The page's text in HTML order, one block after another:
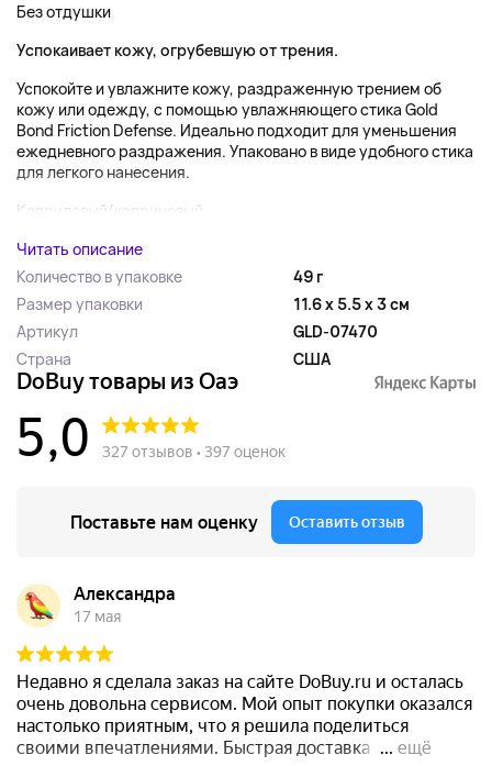
Без отдушки
Успокаивает кожу, огрубевшую от трения.
Успокойте и увлажните кожу, раздраженную трением об
кожу или одежду, с помощью увлажняющего стика Gold
Bond Friction Defense. Идеально подходит для уменьшения
ежедневного раздражения. Упаковано в виде удобного стика
для легкого нанесения.
Каприловый/каприновый...
Читать описание
Количество в упаковке
49 г
Размер упаковки
11.6 x 5.5 x 3 см
Артикул
GLD-07470
Страна
США